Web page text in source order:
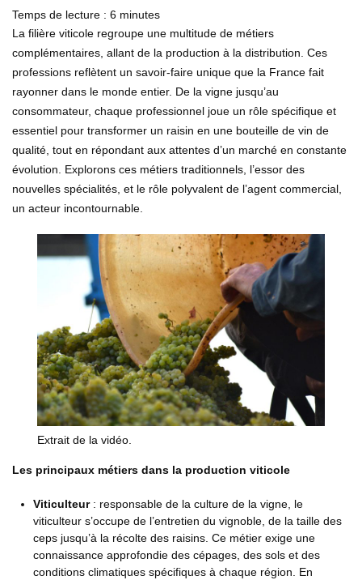
Temps de lecture : 6 minutes
La filière viticole regroupe une multitude de métiers
complémentaires, allant de la production à la distribution. Ces
professions reflètent un savoir-faire unique que la France fait
rayonner dans le monde entier. De la vigne jusqu’au
consommateur, chaque professionnel joue un rôle spécifique et
essentiel pour transformer un raisin en une bouteille de vin de
qualité, tout en répondant aux attentes d’un marché en constante
évolution. Explorons ces métiers traditionnels, l’essor des
nouvelles spécialités, et le rôle polyvalent de l’agent commercial,
un acteur incontournable.
Extrait de la vidéo.
Les principaux métiers dans la production viticole
Viticulteur : responsable de la culture de la vigne, le
viticulteur s’occupe de l’entretien du vignoble, de la taille des
ceps jusqu’à la récolte des raisins. Ce métier exige une
connaissance approfondie des cépages, des sols et des
conditions climatiques spécifiques à chaque région. En